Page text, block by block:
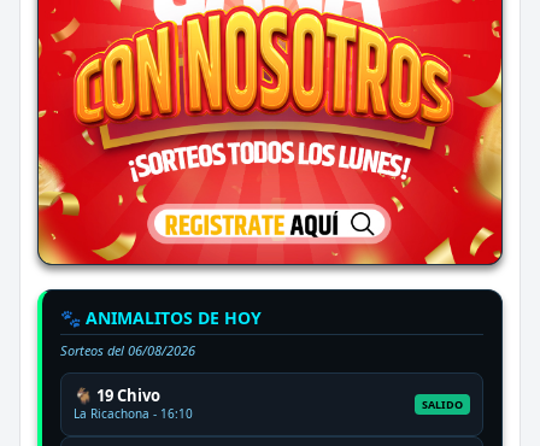
🐾 ANIMALITOS DE HOY
Sorteos del 06/08/2026
🐐 19 Chivo
La Ricachona - 16:10
SALIDO